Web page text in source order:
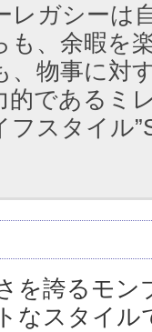
レガシーは
も、余暇を
、物事に対
的であるミ
スタイル
を誇るモン
なスタイル